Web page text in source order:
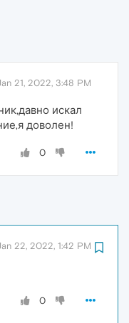
21, 2022, 3:48 PM
искал
доволен!
0
22, 2022, 1:42 PM
0